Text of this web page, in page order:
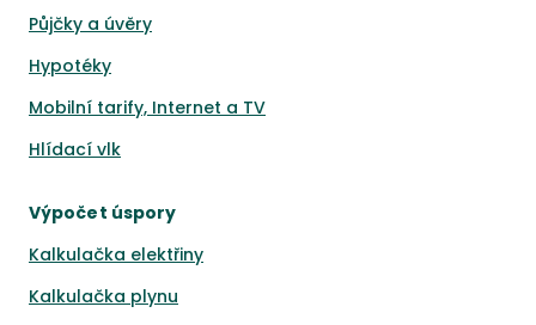
Půjčky a úvěry
Hypotéky
Mobilní tarify, Internet a TV
Hlídací vlk
Výpočet úspory
Kalkulačka elektřiny
Kalkulačka plynu